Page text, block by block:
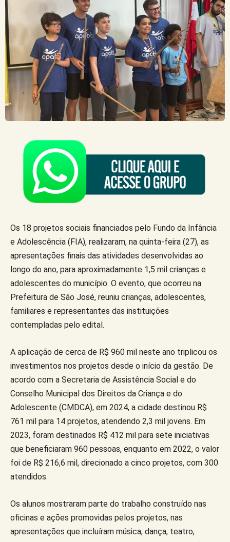
Os 18 projetos sociais financiados pelo Fundo da Infância
e Adolescência (FIA), realizaram, na quinta-feira (27), as
apresentações finais das atividades desenvolvidas ao
longo do ano, para aproximadamente 1,5 mil crianças e
adolescentes do município. O evento, que ocorreu na
Prefeitura de São José, reuniu crianças, adolescentes,
familiares e representantes das instituições
contempladas pelo edital.
A aplicação de cerca de R$ 960 mil neste ano triplicou os
investimentos nos projetos desde o início da gestão. De
acordo com a Secretaria de Assistência Social e do
Conselho Municipal dos Direitos da Criança e do
Adolescente (CMDCA), em 2024, a cidade destinou R$
761 mil para 14 projetos, atendendo 2,3 mil jovens. Em
2023, foram destinados R$ 412 mil para sete iniciativas
que beneficiaram 960 pessoas, enquanto em 2022, o valor
foi de R$ 216,6 mil, direcionado a cinco projetos, com 300
atendidos.
Os alunos mostraram parte do trabalho construído nas
oficinas e ações promovidas pelos projetos, nas
apresentações que incluíram música, dança, teatro,